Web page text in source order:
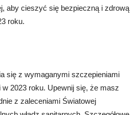
aby cieszyć się bezpieczną i zdrową
roku.
się z wymaganymi szczepieniami
w 2023 roku. Upewnij się, że masz
z zaleceniami Światowej